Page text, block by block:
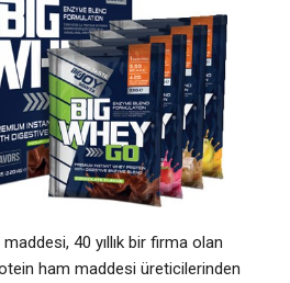
40 yıllık bir firma olan
ham maddesi üreticilerinden